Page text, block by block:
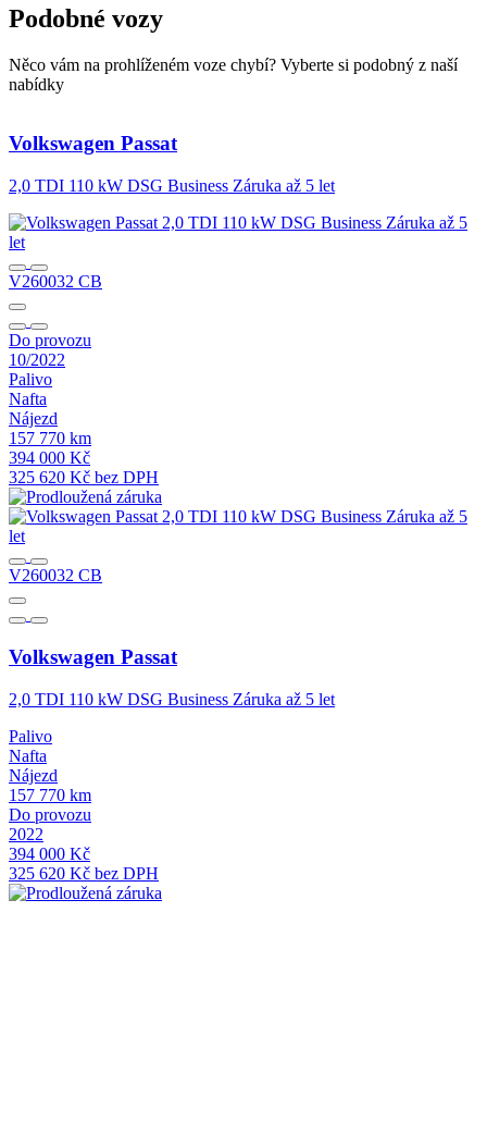
Podobné vozy
Něco vám na prohlíženém voze chybí? Vyberte si podobný z naší
nabídky
Volkswagen Passat
2,0 TDI 110 kW DSG Business Záruka až 5 let
V260032 CB
Do provozu
10/2022
Palivo
Nafta
Nájezd
157 770 km
394 000 Kč
325 620 Kč bez DPH
V260032 CB
Volkswagen Passat
2,0 TDI 110 kW DSG Business Záruka až 5 let
Palivo
Nafta
Nájezd
157 770 km
Do provozu
2022
394 000 Kč
325 620 Kč bez DPH